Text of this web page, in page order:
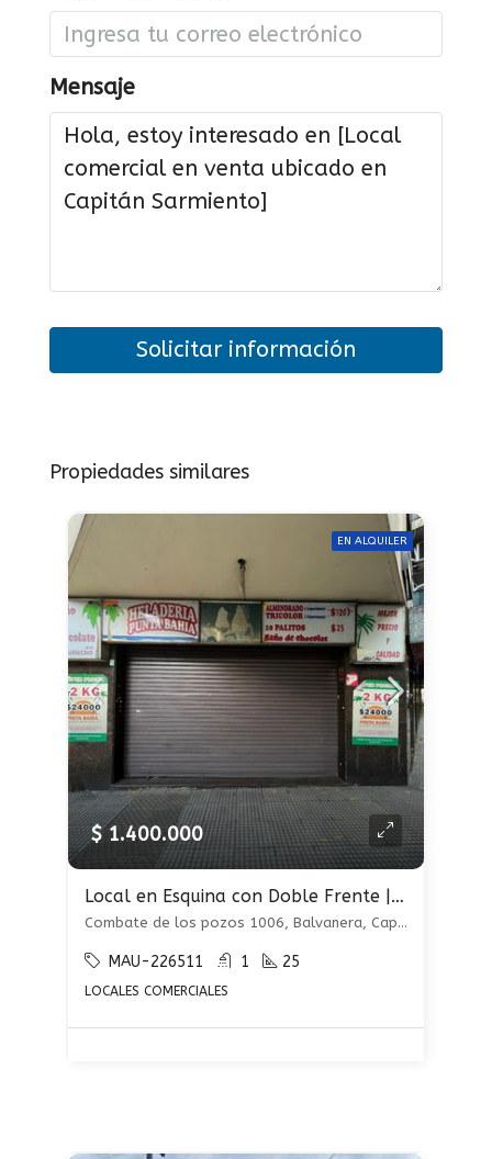
Mensaje
Solicitar información
Propiedades similares
EN ALQUILER
$ 1.400.000
Local en Esquina con Doble Frente | Máxima Visibilidad.
Combate de los pozos 1006, Balvanera, Capital Federal
MAU-226511 1 25
LOCALES COMERCIALES